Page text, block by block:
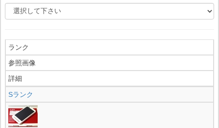
ランク
参照画像
詳細
Sランク